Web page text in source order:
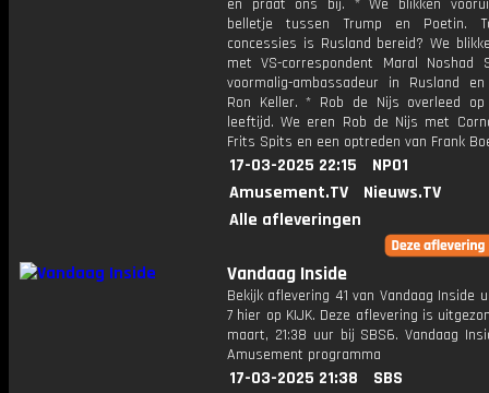
en praat ons bij. * We blikken
belletje tussen Trump en Poetin.
concessies is Rusland bereid? We
met VS-correspondent Maral Noshad
voormalig-ambassadeur in Rusland en
Ron Keller. * Rob de Nijs overleed op
leeftijd. We eren Rob de Nijs met
Frits Spits en een optreden van Frank
17-03-2025 22:15
NPO1
Amusement.TV
Nieuws.TV
Alle afleveringen
Vandaag Inside
Bekijk aflevering 41 van Vandaag Inside
7 hier op KIJK. Deze aflevering is
maart, 21:38 uur bij SBS6. Vandaag
Amusement programma
17-03-2025 21:38
SBS